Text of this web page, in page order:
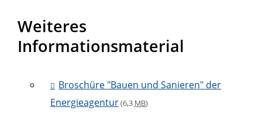
Weiteres
Informationsmaterial
Broschüre "Bauen und Sanieren" der
Energieagentur(6,3 MB)